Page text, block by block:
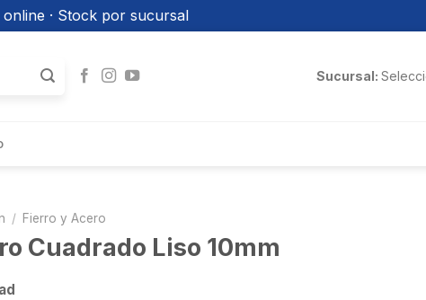
online · Stock por sucursal
Sucursal:
/ Fierro y Acero
Cuadrado Liso 10mm